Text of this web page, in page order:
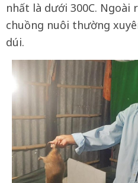
nhất là dưới 300C. Ngoài
chuồng nuôi thường
dúi.